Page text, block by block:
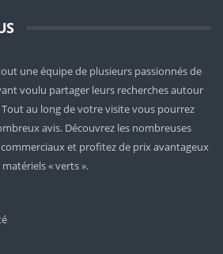
une équipe de plusieurs passionnés de
voulu partager leurs recherches autour
au long de votre visite vous pourrez
avis. Découvrez les nombreuses
et profitez de prix avantageux
« verts ».